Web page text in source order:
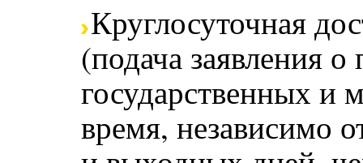
Круглосуточная
(подача заявления о
государственных и
время, независимо